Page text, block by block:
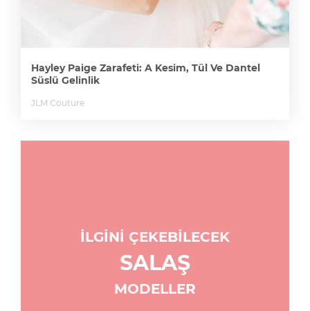
Hayley Paige Zarafeti: A Kesim, Tül Ve Dantel
Süslü Gelinlik
JLM Couture
İLGİNİ ÇEKEBİLECEK
SALAŞ
MODELLER